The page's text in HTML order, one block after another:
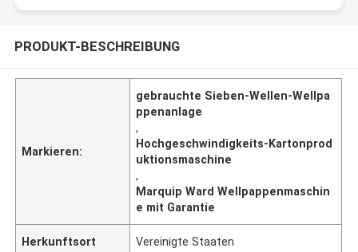
PRODUKT-BESCHREIBUNG
Markieren:
gebrauchte Sieben-Wellen-Wellpa
ppenanlage
,
Hochgeschwindigkeits-Kartonprod
uktionsmaschine
,
Marquip Ward Wellpappenmaschin
e mit Garantie
Herkunftsort Vereinigte Staaten